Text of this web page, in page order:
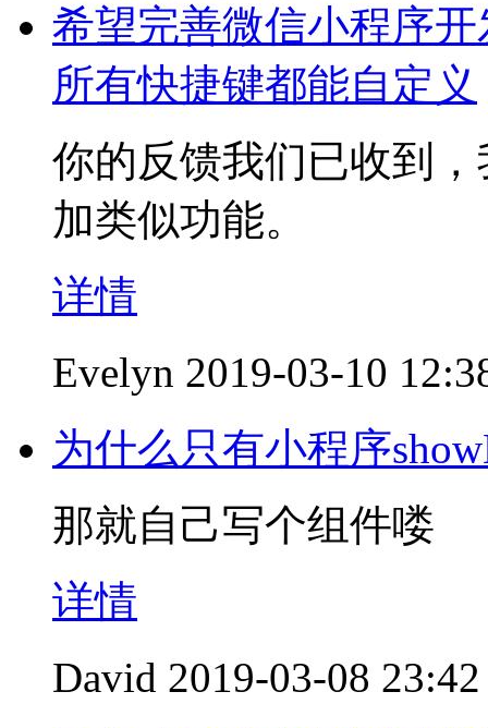
希望完善微信小程序
所有快捷键都能自定义
你的反馈我们已收到
加类似功能。
详情
Evelyn 2019-03-10
为什么只有小程序
那就自己写个组件喽
详情
David 2019-03-08 23:42